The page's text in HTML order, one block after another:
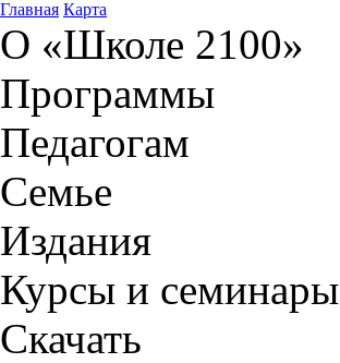
Главная Карта
О «Школе 2100»
Программы
Педагогам
Семье
Издания
Курсы и семинары
Скачать